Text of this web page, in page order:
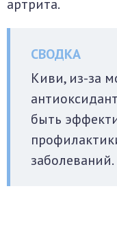
артрита.
Киви, из-за
быть
заболеваний.